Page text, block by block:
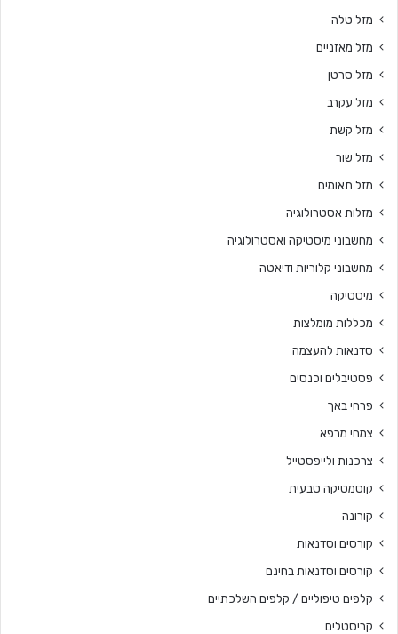
מזל טלה
מזל מאזניים
מזל סרטן
מזל עקרב
מזל קשת
מזל שור
מזל תאומים
מזלות אסטרולוגיה
מחשבוני מיסטיקה ואסטרולוגיה
מחשבוני קלוריות ודיאטה
מיסטיקה
מכללות מומלצות
סדנאות להעצמה
פסטיבלים וכנסים
פרחי באך
צמחי מרפא
צרכנות ולייפסטייל
קוסמטיקה טבעית
קורונה
קורסים וסדנאות
קורסים וסדנאות בחינם
קלפים טיפוליים / קלפים השלכתיים
קריסטלים